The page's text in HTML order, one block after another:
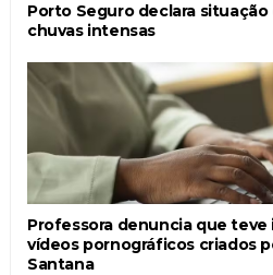
Porto Seguro declara
chuvas intensas
Professora denuncia que teve
vídeos pornográficos criados
Santana